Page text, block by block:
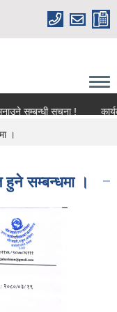
सूचना !
।
हुने सम्बन्धमा ।